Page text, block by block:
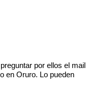
por ellos el mail
en Oruro. Lo pueden